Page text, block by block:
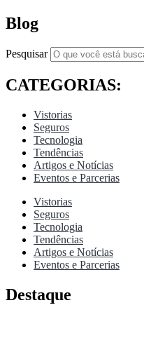
Blog
Pesquisar
CATEGORIAS:
Vistorias
Seguros
Tecnologia
Tendências
Artigos e Notícias
Eventos e Parcerias
Vistorias
Seguros
Tecnologia
Tendências
Artigos e Notícias
Eventos e Parcerias
Destaque